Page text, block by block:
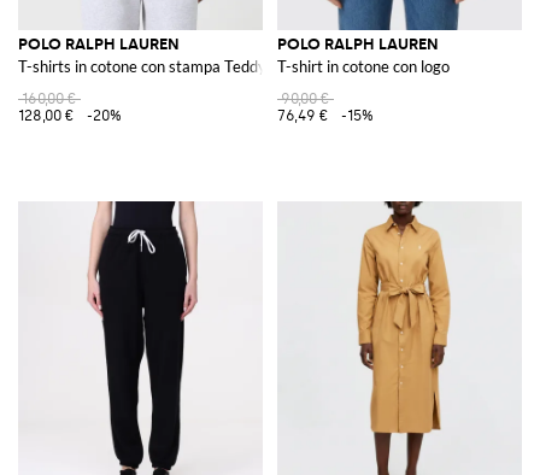
POLO RALPH LAUREN
T-shirts in cotone con stampa Teddy
160,00 €
128,00 €
-20%
POLO RALPH LAUREN
T-shirt in cotone con logo
90,00 €
76,49 €
-15%